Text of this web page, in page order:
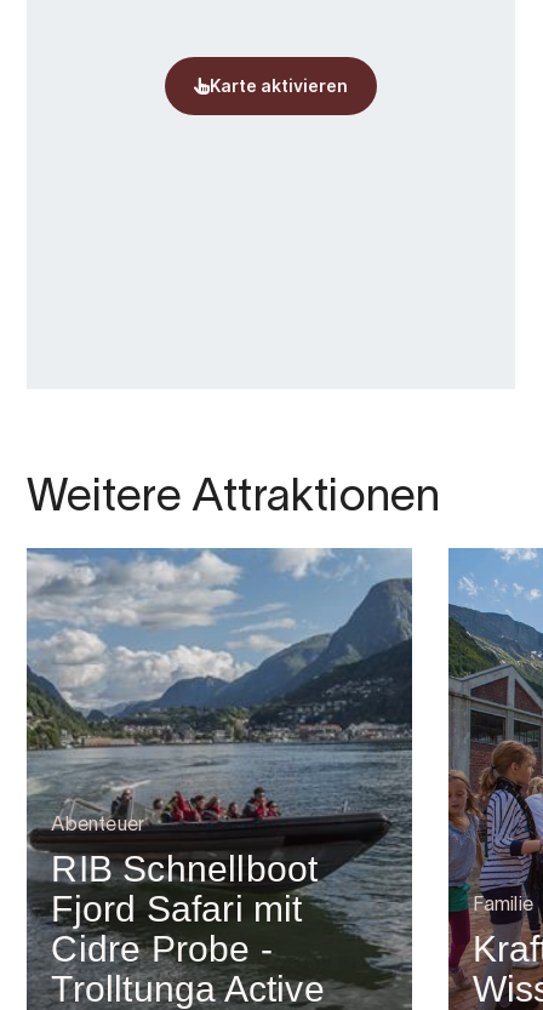
Weitere Attraktionen
Abenteuer
RIB Schnellboot
Fjord Safari mit
Cidre Probe -
Trolltunga Active
Familie